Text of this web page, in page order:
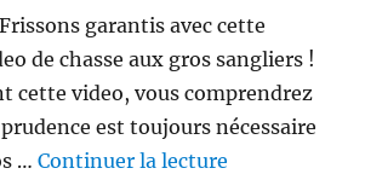
garantis avec cette
de chasse aux gros sangliers !
cette video, vous comprendrez
est toujours nécessaire
…Continuer la lecture